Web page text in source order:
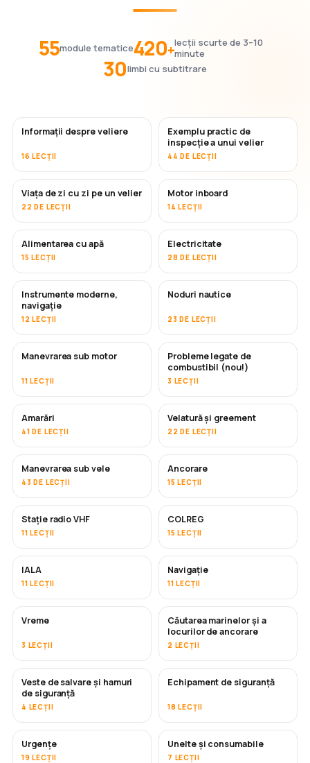
55module tematice420+lecții scurte de 3–10
minute
30limbi cu subtitrare
Informații despre veliere
16 LECȚII
Exemplu practic de
inspecție a unui velier
44 DE LECȚII
Viața de zi cu zi pe un velier
22 DE LECȚII
Motor inboard
14 LECȚII
Alimentarea cu apă
15 LECȚII
Electricitate
28 DE LECȚII
Instrumente moderne,
navigație
12 LECȚII
Noduri nautice
23 DE LECȚII
Manevrarea sub motor
11 LECȚII
Probleme legate de
combustibil (nou!)
3 LECȚII
Amarări
41 DE LECȚII
Velatură și greement
22 DE LECȚII
Manevrarea sub vele
43 DE LECȚII
Ancorare
15 LECȚII
Stație radio VHF
11 LECȚII
COLREG
15 LECȚII
IALA
11 LECȚII
Navigație
11 LECȚII
Vreme
3 LECȚII
Căutarea marinelor și a
locurilor de ancorare
2 LECȚII
Veste de salvare și hamuri
de siguranță
4 LECȚII
Echipament de siguranță
18 LECȚII
Urgențe
19 LECȚII
Unelte și consumabile
7 LECȚII